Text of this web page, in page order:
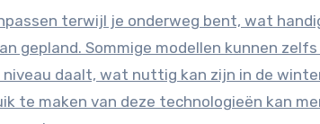
terwijl je onderweg bent, wat
gepland. Sommige modellen kunnen
daalt, wat nuttig kan zijn in de
te maken van deze technologieën kan